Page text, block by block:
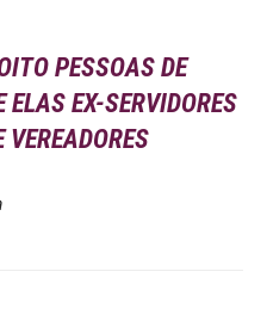
PESSOAS DE
EX-SERVIDORES
VEREADORES